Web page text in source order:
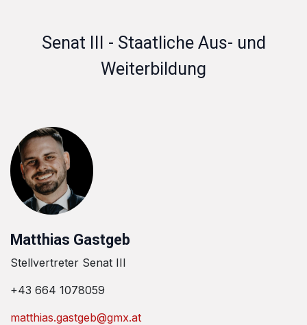
Senat III - Staatliche Aus- und
Weiterbildung
Matthias Gastgeb
Stellvertreter Senat III
+43 664 1078059
matthias.gastgeb@gmx.at